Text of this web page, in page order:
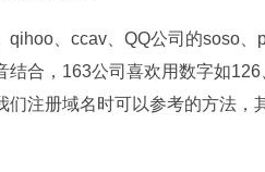
、ccav、QQ公司的soso、
结合，163公司喜欢用数字如
们注册域名时可以参考的方法